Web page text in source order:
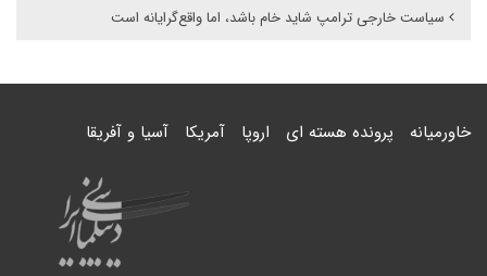
سیاست خارجی ترامپ شاید خام باشد، اما واقع‌گرایانه است
خاورمیانه پرونده هسته ای اروپا آمریکا آسیا و آفریقا